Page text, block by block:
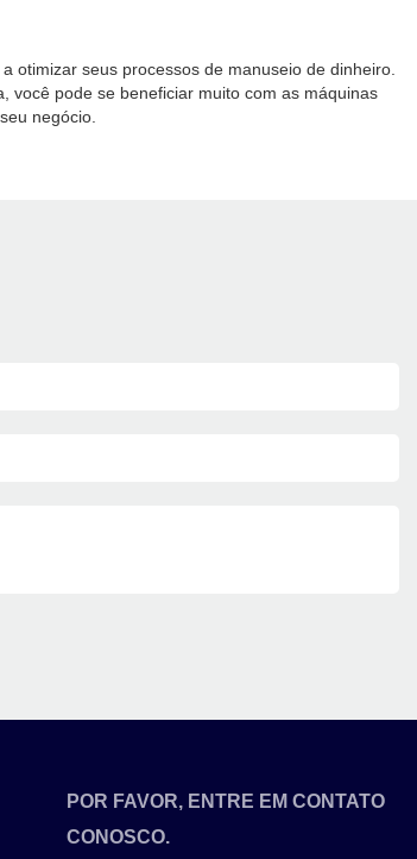
otimizar seus processos de manuseio de dinheiro.
você pode se beneficiar muito com as máquinas
negócio.
POR FAVOR, ENTRE EM CONTATO
CONOSCO.